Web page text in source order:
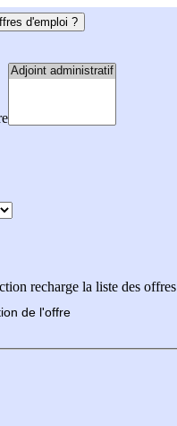
d'emploi ?
recharge la liste des offres
de l'offre